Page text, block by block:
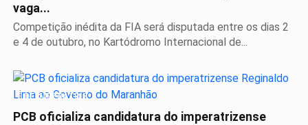
vaga...
Competição inédita da FIA será disputada entre os dias 2
e 4 de outubro, no Kartódromo Internacional de...
É DE IMPERATRIZ
PCB oficializa candidatura do imperatrizense